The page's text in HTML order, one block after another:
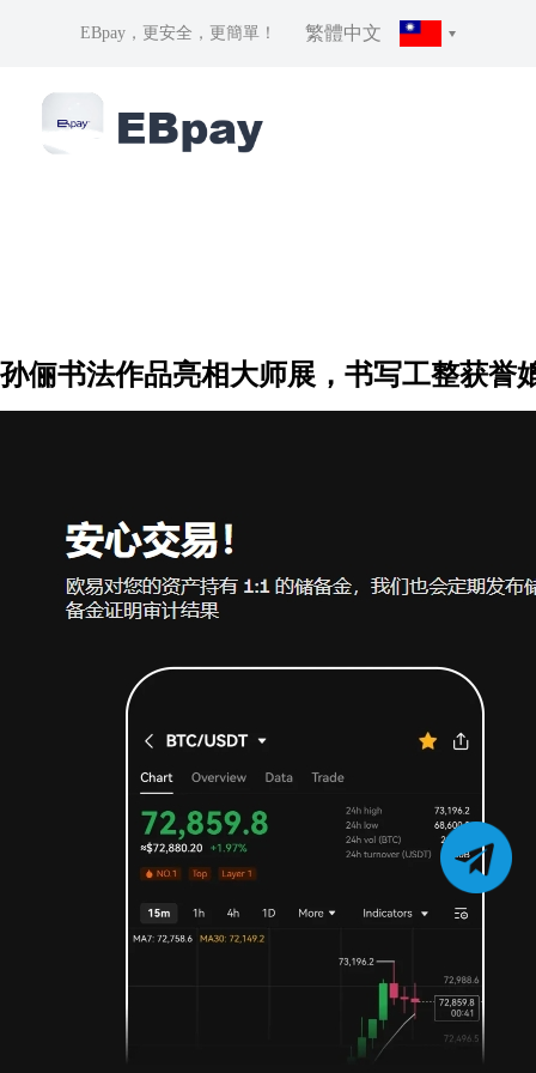
EBpay，更安全，更簡單！ 繁體中文
孙俪书法作品亮相大师展，书写工整获誉